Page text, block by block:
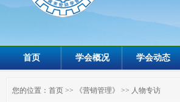
首页 学会概况 学会动态
您的位置： 首页 >> 《营销管理》 >> 人物专访